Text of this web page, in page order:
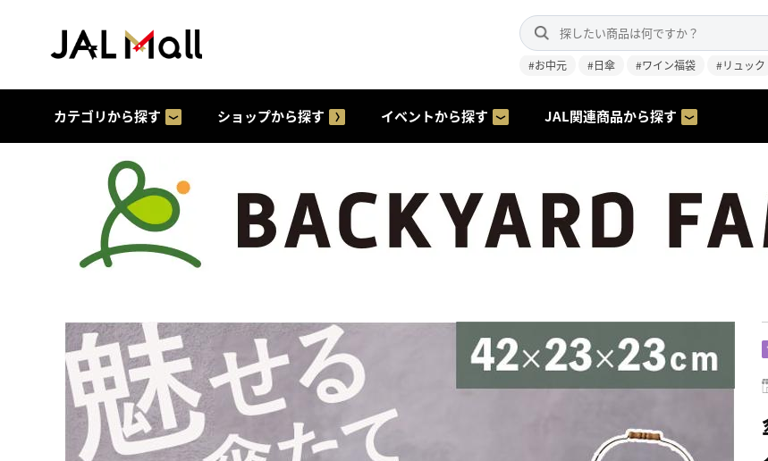
#お中元 #日傘 #ワイン福袋 #リュック
カテゴリから探す ショップから探す イベントから探す JAL関連商品から探す